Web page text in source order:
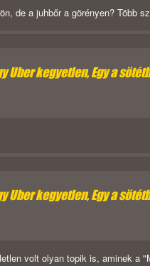
de a juhbőr a görényen? Több
Uber kegyetlen, Egy a
Uber kegyetlen, Egy a
volt olyan topik is, aminek a